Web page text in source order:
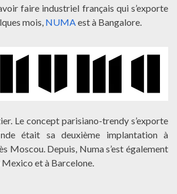
faire industriel français qui s’exporte
mois, NUMA est à Bangalore.
Le concept parisiano-trendy s’exporte
était sa deuxième implantation à
Moscou. Depuis, Numa s’est également
et à Barcelone.